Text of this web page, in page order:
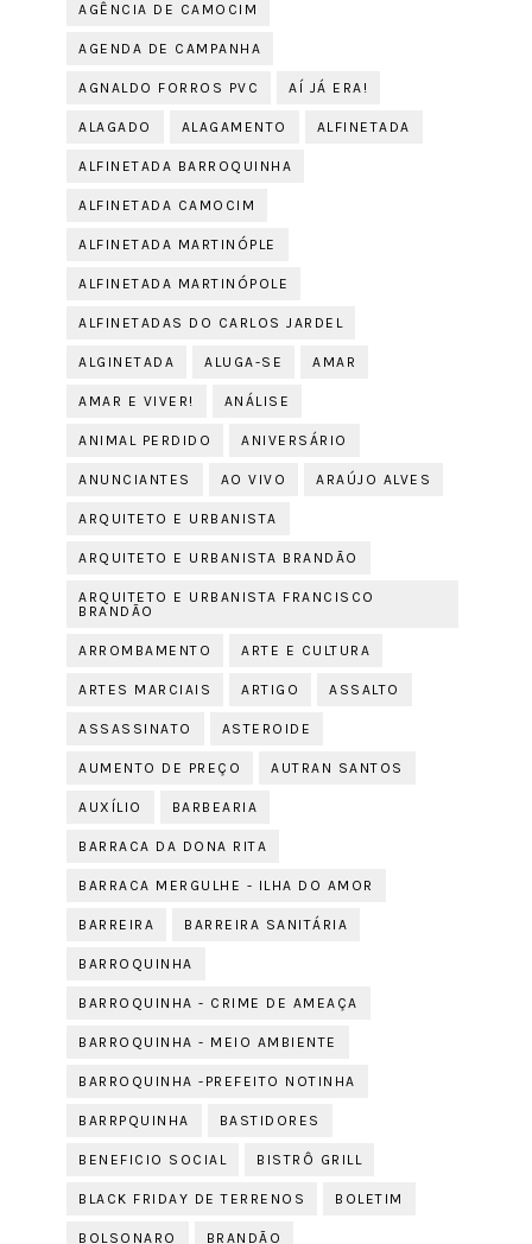
AGÊNCIA DE CAMOCIM
AGENDA DE CAMPANHA
AGNALDO FORROS PVC AÍ JÁ ERA!
ALAGADO ALAGAMENTO ALFINETADA
ALFINETADA BARROQUINHA
ALFINETADA CAMOCIM
ALFINETADA MARTINÓPLE
ALFINETADA MARTINÓPOLE
ALFINETADAS DO CARLOS JARDEL
ALGINETADA ALUGA-SE AMAR
AMAR E VIVER! ANÁLISE
ANIMAL PERDIDO ANIVERSÁRIO
ANUNCIANTES AO VIVO ARAÚJO ALVES
ARQUITETO E URBANISTA
ARQUITETO E URBANISTA BRANDÃO
ARQUITETO E URBANISTA FRANCISCO
BRANDÃO
ARROMBAMENTO ARTE E CULTURA
ARTES MARCIAIS ARTIGO ASSALTO
ASSASSINATO ASTEROIDE
AUMENTO DE PREÇO AUTRAN SANTOS
AUXÍLIO BARBEARIA
BARRACA DA DONA RITA
BARRACA MERGULHE - ILHA DO AMOR
BARREIRA BARREIRA SANITÁRIA
BARROQUINHA
BARROQUINHA - CRIME DE AMEAÇA
BARROQUINHA - MEIO AMBIENTE
BARROQUINHA -PREFEITO NOTINHA
BARRPQUINHA BASTIDORES
BENEFICIO SOCIAL BISTRÔ GRILL
BLACK FRIDAY DE TERRENOS BOLETIM
BOLSONARO BRANDÃO